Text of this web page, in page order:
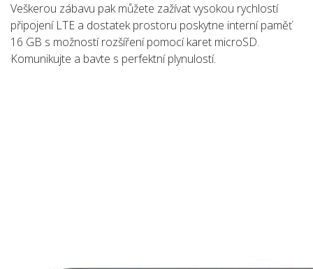
Veškerou zábavu pak můžete zažívat vysokou rychlostí
připojení LTE a dostatek prostoru poskytne interní paměť
16 GB s možností rozšíření pomocí karet microSD.
Komunikujte a bavte s perfektní plynulostí.